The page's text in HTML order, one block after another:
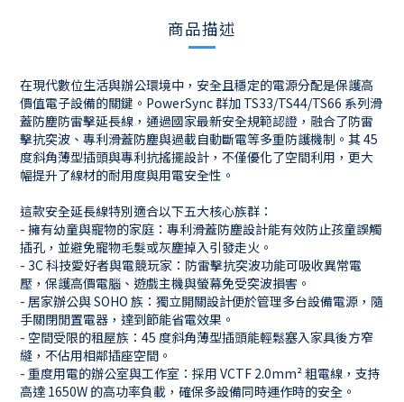
商品描述
在現代數位生活與辦公環境中，安全且穩定的電源分配是保護高
價值電子設備的關鍵。PowerSync 群加 TS33/TS44/TS66 系列滑
蓋防塵防雷擊延長線，通過國家最新安全規範認證，融合了防雷
擊抗突波、專利滑蓋防塵與過載自動斷電等多重防護機制。其 45
度斜角薄型插頭與專利抗搖擺設計，不僅優化了空間利用，更大
幅提升了線材的耐用度與用電安全性。
這款安全延長線特別適合以下五大核心族群：
- 擁有幼童與寵物的家庭：專利滑蓋防塵設計能有效防止孩童誤觸
插孔，並避免寵物毛髮或灰塵掉入引發走火。
- 3C 科技愛好者與電競玩家：防雷擊抗突波功能可吸收異常電
壓，保護高價電腦、遊戲主機與螢幕免受突波損害。
- 居家辦公與 SOHO 族：獨立開關設計便於管理多台設備電源，隨
手關閉閒置電器，達到節能省電效果。
- 空間受限的租屋族：45 度斜角薄型插頭能輕鬆塞入家具後方窄
縫，不佔用相鄰插座空間。
- 重度用電的辦公室與工作室：採用 VCTF 2.0mm² 粗電線，支持
高達 1650W 的高功率負載，確保多設備同時運作時的安全。